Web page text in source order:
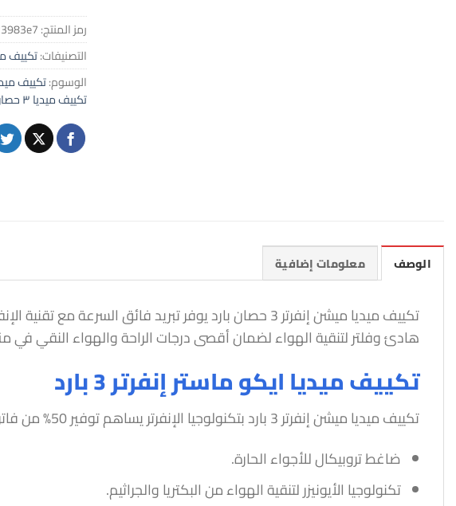
رمز المنتج:
التصنيفات:تكييف
الوسوم:تكييف ميديا 3 حصان انفرتر
تكييف ميديا ٣ حصان بارد فقط
الوصف معلومات إضافية
تكييف ميديا ميشن إنفرتر 3 حصان بارد يوفر تبريد فائق
هادئ وفلتر لتنقية الهواء لضمان أقصى درجات الراحة والهواء النقي
تكييف ميديا ايكو ماستر إنفرتر 3 بارد
تكييف ميديا ميشن إنفرتر 3 بارد بتكنولوجيا الإنفرتر يساهم توفير 50% من فاتورة الكهرباء
ضاغط تروبيكال للأجواء الحارة.
تكنولوجيا الأيونيزر لتنقية الهواء من البكتريا والجراثيم.